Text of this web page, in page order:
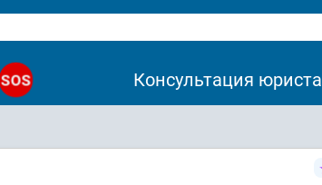
SOS Консультация юриста